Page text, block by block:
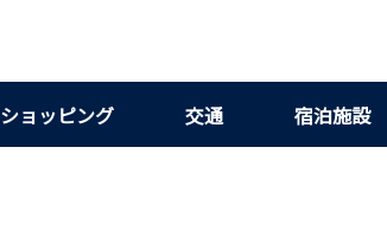
ショッピング 交通 宿泊施設